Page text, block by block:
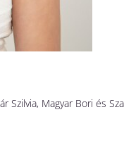
Magyar Bori és